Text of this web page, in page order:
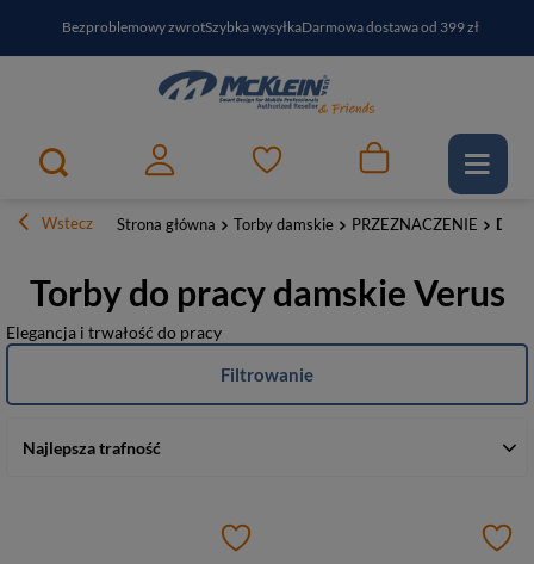
Bezproblemowy zwrotSzybka wysyłkaDarmowa dostawa od 399 zł
PayPo - kup i zapłać za30 dniZapisz się do newslettera i odbierz RABAT
Wstecz Strona główna Torby damskie PRZEZNACZENIE Do
Torby do pracy damskie Verus
Elegancja i trwałość do pracy
Najlepsza trafność
Filtrowanie